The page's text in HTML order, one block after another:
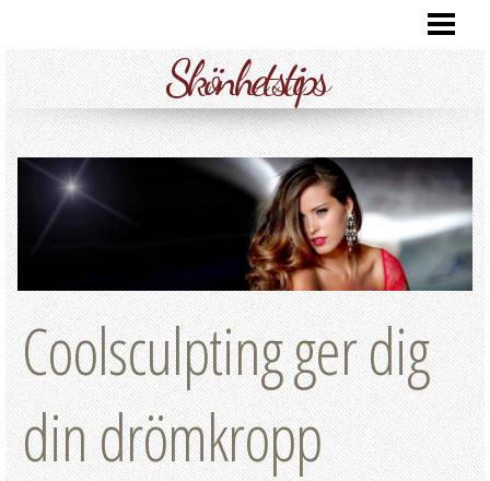
SKÖNHETSTIPS ANSIKTE
SKÖNHETSTIPS HUD
SKÖNHETSTIPS HÅR
BLOGG
Skönhetstips
Coolsculpting ger dig
din drömkropp